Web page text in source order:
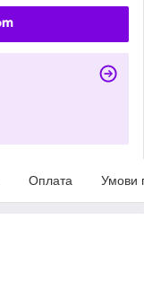
Оплата Умови